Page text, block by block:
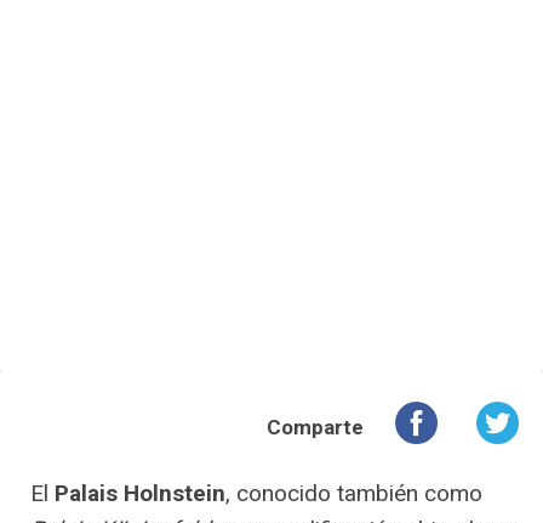
Comparte
El Palais Holnstein, conocido también como